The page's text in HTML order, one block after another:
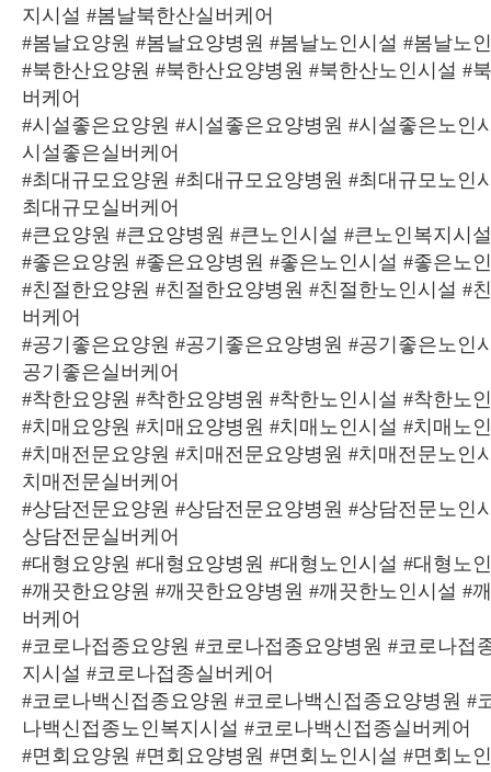
지시설 #봄날북한산실버케어
#봄날요양원 #봄날요양병원 #봄날노인시설 #봄날노
#북한산요양원 #북한산요양병원 #북한산노인시설 #
버케어
#시설좋은요양원 #시설좋은요양병원 #시설좋은노인
시설좋은실버케어
#최대규모요양원 #최대규모요양병원 #최대규모노인
최대규모실버케어
#큰요양원 #큰요양병원 #큰노인시설 #큰노인복지시
#좋은요양원 #좋은요양병원 #좋은노인시설 #좋은노
#친절한요양원 #친절한요양병원 #친절한노인시설 #
버케어
#공기좋은요양원 #공기좋은요양병원 #공기좋은노인
공기좋은실버케어
#착한요양원 #착한요양병원 #착한노인시설 #착한노
#치매요양원 #치매요양병원 #치매노인시설 #치매노
#치매전문요양원 #치매전문요양병원 #치매전문노인
치매전문실버케어
#상담전문요양원 #상담전문요양병원 #상담전문노인
상담전문실버케어
#대형요양원 #대형요양병원 #대형노인시설 #대형노
#깨끗한요양원 #깨끗한요양병원 #깨끗한노인시설 #
버케어
#코로나접종요양원 #코로나접종요양병원 #코로나접
지시설 #코로나접종실버케어
#코로나백신접종요양원 #코로나백신접종요양병원 #
나백신접종노인복지시설 #코로나백신접종실버케어
#면회요양원 #면회요양병원 #면회노인시설 #면회노